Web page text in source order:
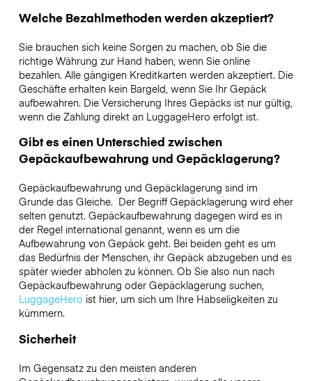
Welche Bezahlmethoden werden akzeptiert?
Sie brauchen sich keine Sorgen zu machen, ob Sie die
richtige Währung zur Hand haben, wenn Sie online
bezahlen. Alle gängigen Kreditkarten werden akzeptiert. Die
Geschäfte erhalten kein Bargeld, wenn Sie Ihr Gepäck
aufbewahren. Die Versicherung Ihres Gepäcks ist nur gültig,
wenn die Zahlung direkt an LuggageHero erfolgt ist.
Gibt es einen Unterschied zwischen
Gepäckaufbewahrung und Gepäcklagerung?
Gepäckaufbewahrung und Gepäcklagerung sind im
Grunde das Gleiche. Der Begriff Gepäcklagerung wird eher
selten genutzt. Gepäckaufbewahrung dagegen wird es in
der Regel international genannt, wenn es um die
Aufbewahrung von Gepäck geht. Bei beiden geht es um
das Bedürfnis der Menschen, ihr Gepäck abzugeben und es
später wieder abholen zu können. Ob Sie also nun nach
Gepäckaufbewahrung oder Gepäcklagerung suchen,
LuggageHero ist hier, um sich um Ihre Habseligkeiten zu
kümmern.
Sicherheit
Im Gegensatz zu den meisten anderen